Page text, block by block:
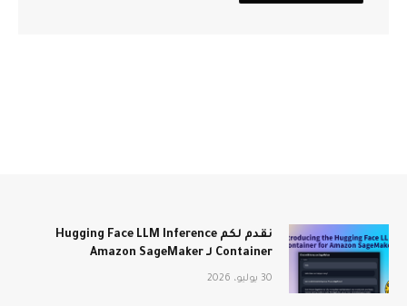
نقدم لكم Hugging Face LLM Inference
Container لـ Amazon SageMaker
30 يوليو، 2026